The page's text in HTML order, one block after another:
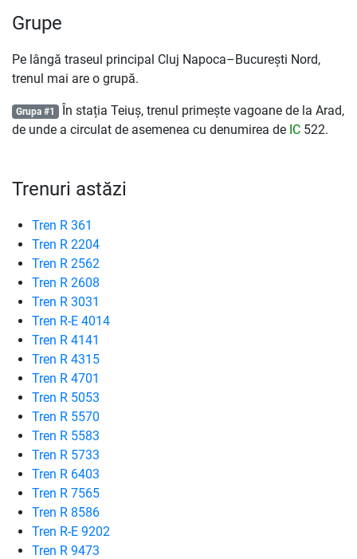
Grupe
Pe lângă traseul principal Cluj Napoca–București Nord,
trenul mai are o grupă.
Grupa #1 În stația Teiuș, trenul primește vagoane de la Arad,
de unde a circulat de asemenea cu denumirea de IC 522.
Trenuri astăzi
Tren R 361
Tren R 2204
Tren R 2562
Tren R 2608
Tren R 3031
Tren R-E 4014
Tren R 4141
Tren R 4315
Tren R 4701
Tren R 5053
Tren R 5570
Tren R 5583
Tren R 5733
Tren R 6403
Tren R 7565
Tren R 8586
Tren R-E 9202
Tren R 9473